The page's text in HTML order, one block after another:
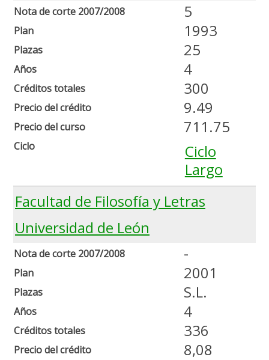
Nota de corte 2007/2008
Plan
Plazas
Años
Créditos totales
Precio del crédito
Precio del curso
Ciclo
5
1993
25
4
300
9.49
711.75
Ciclo
Largo
Facultad de Filosofía y Letras
Universidad de León
Nota de corte 2007/2008
Plan
Plazas
Años
Créditos totales
Precio del crédito
-
2001
S.L.
4
336
8,08